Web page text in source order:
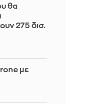
θα
275 δισ.
με